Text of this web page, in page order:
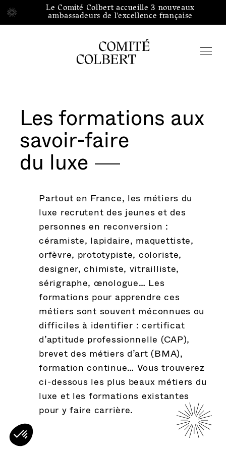
Aller directement au contenu
Le Comité Colbert accueille 3 nouveaux
ambassadeurs de l'excellence française
Rechercher
Histoire
Missions
Engagements RSE
Commissions
Organisation
L’Équipe Colbert
Actualités
Comité Colbert
Études
Membres
Voir toutes les actualités
Nos membres
Maisons
Institutions culturelles
Les savoir-faire
Les formations aux savoir-faire du
Le Comité Colbert accueille 3 nouveaux
ambassadeurs de l'excellence française
Les formations aux
savoir-faire
du luxe
Partout en France, les métiers du
luxe recrutent des jeunes et des
personnes en reconversion :
céramiste, lapidaire, maquettiste,
orfèvre, prototypiste, coloriste,
designer, chimiste, vitrailliste,
sérigraphe, œnologue… Les
formations pour apprendre ces
métiers sont souvent méconnues ou
difficiles à identifier : certificat
d’aptitude professionnelle (CAP),
brevet des métiers d’art (BMA),
formation continue… Vous trouverez
ci-dessous les plus beaux métiers du
luxe et les formations existantes
pour y faire carrière.